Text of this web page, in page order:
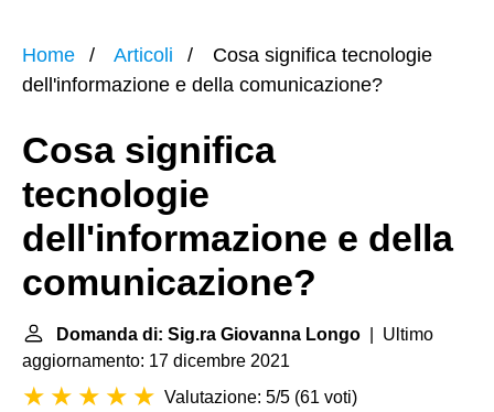
Home Articoli
Cosa significa tecnologie
dell'informazione e della comunicazione?
Cosa significa
tecnologie
dell'informazione e della
comunicazione?
Domanda di: Sig.ra Giovanna Longo | Ultimo
aggiornamento: 17 dicembre 2021
Valutazione: 5/5 (61 voti)